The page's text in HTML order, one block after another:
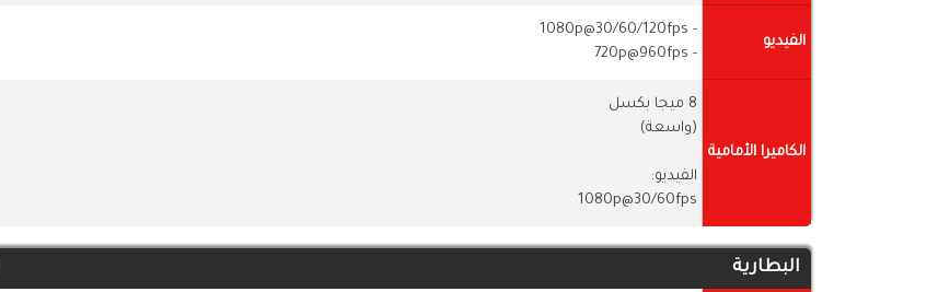
الفيديو
- 1080p@30/60/120fps
- 720p@960fps
الكاميرا الأمامية
8 ميجا بكسل
(واسعة)
الفيديو:
1080p@30/60fps
البطارية